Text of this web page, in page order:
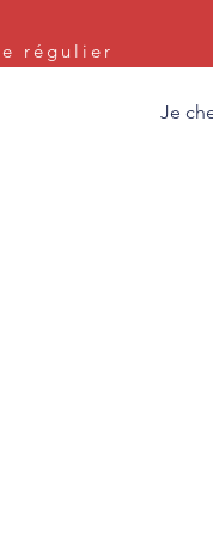
régulier